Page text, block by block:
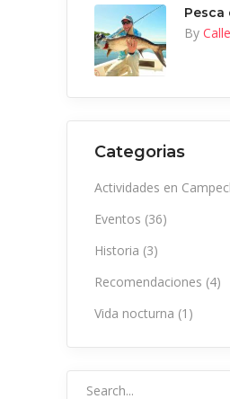
Pesca
By
Categorias
Actividades en
Eventos (36)
Historia (3)
Recomendaciones (4)
Vida nocturna (1)